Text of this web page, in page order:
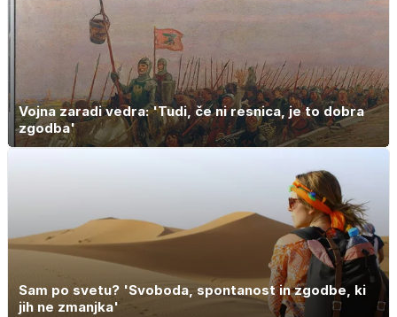
Vojna zaradi vedra: 'Tudi, če ni resnica, je to dobra
zgodba'
Sam po svetu? 'Svoboda, spontanost in zgodbe, ki
jih ne zmanjka'